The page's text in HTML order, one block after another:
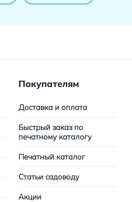
Покупателям
Доставка и оплата
Быстрый заказ по
печатному каталогу
Печатный каталог
Статьи садоводу
Акции